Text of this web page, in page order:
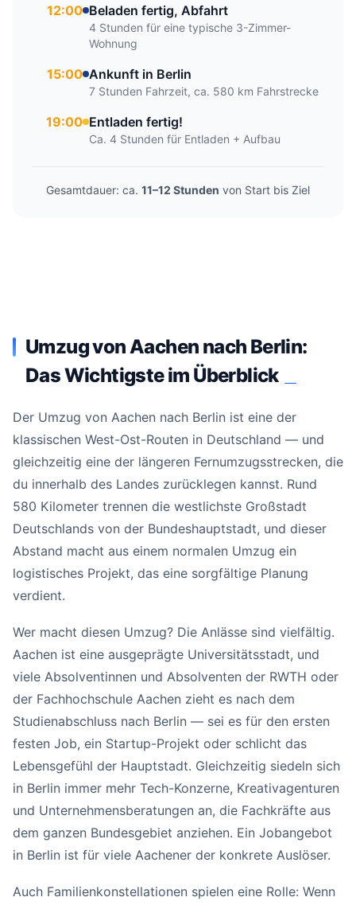
12:00 Beladen fertig, Abfahrt
4 Stunden für eine typische 3-Zimmer-
Wohnung
15:00 Ankunft in Berlin
7 Stunden Fahrzeit, ca. 580 km Fahrstrecke
19:00 Entladen fertig!
Ca. 4 Stunden für Entladen + Aufbau
Gesamtdauer: ca. 11–12 Stunden von Start bis Ziel
Umzug von Aachen nach Berlin:
Das Wichtigste im Überblick
Der Umzug von Aachen nach Berlin ist eine der
klassischen West-Ost-Routen in Deutschland — und
gleichzeitig eine der längeren Fernumzugsstrecken, die
du innerhalb des Landes zurücklegen kannst. Rund
580 Kilometer trennen die westlichste Großstadt
Deutschlands von der Bundeshauptstadt, und dieser
Abstand macht aus einem normalen Umzug ein
logistisches Projekt, das eine sorgfältige Planung
verdient.
Wer macht diesen Umzug? Die Anlässe sind vielfältig.
Aachen ist eine ausgeprägte Universitätsstadt, und
viele Absolventinnen und Absolventen der RWTH oder
der Fachhochschule Aachen zieht es nach dem
Studienabschluss nach Berlin — sei es für den ersten
festen Job, ein Startup-Projekt oder schlicht das
Lebensgefühl der Hauptstadt. Gleichzeitig siedeln sich
in Berlin immer mehr Tech-Konzerne, Kreativagenturen
und Unternehmensberatungen an, die Fachkräfte aus
dem ganzen Bundesgebiet anziehen. Ein Jobangebot
in Berlin ist für viele Aachener der konkrete Auslöser.
Auch Familienkonstellationen spielen eine Rolle: Wenn